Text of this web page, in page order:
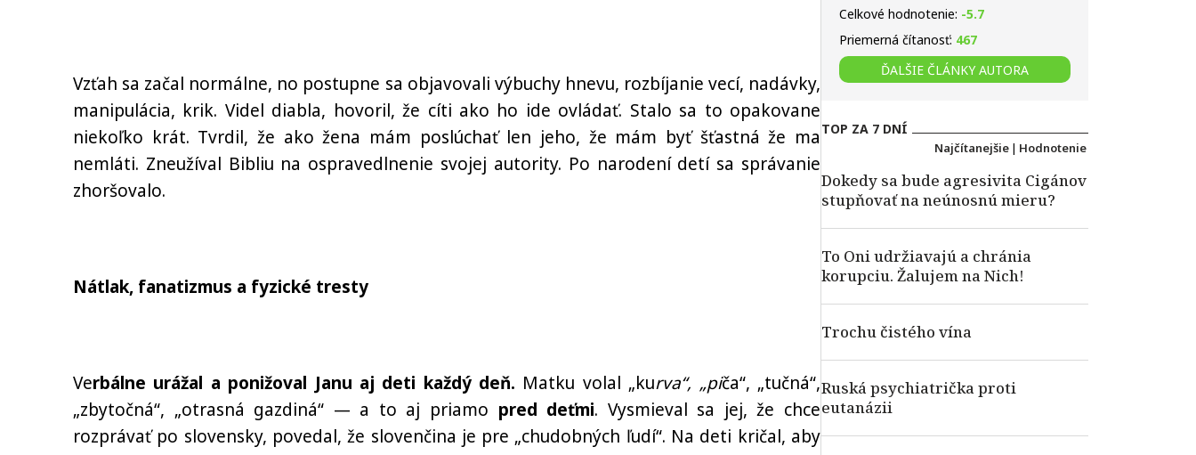
Vzťah sa začal normálne, no postupne sa objavovali výbuchy hnevu, rozbíjanie vecí, nadávky,
manipulácia, krik. Videl diabla, hovoril, že cíti ako ho ide ovládať. Stalo sa to opakovane
niekoľko krát. Tvrdil, že ako žena mám poslúchať len jeho, že mám byť šťastná že ma
nemláti. Zneužíval Bibliu na ospravedlnenie svojej autority. Po narodení detí sa správanie
zhoršovalo.
Nátlak, fanatizmus a fyzické tresty
Verbálne urážal a ponižoval Janu aj deti každý deň. Matku volal „kurva“, „piča“, „tučná“,
„zbytočná“, „otrasná gazdiná“ — a to aj priamo pred deťmi. Vysmieval sa jej, že chce
rozprávať po slovensky, povedal, že slovenčina je pre „chudobných ľudí“. Na deti kričal, aby
Celkové hodnotenie: -5.7
Priemerná čítanosť: 467
ĎALŠIE ČLÁNKY AUTORA
TOP ZA 7 DNÍ
Najčítanejšie | Hodnotenie
Dokedy sa bude agresivita Cigánov
stupňovať na neúnosnú mieru?
To Oni udržiavajú a chránia
korupciu. Žalujem na Nich!
Trochu čistého vína
Ruská psychiatrička proti
eutanázii